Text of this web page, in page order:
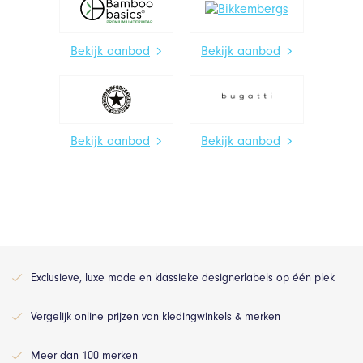
Bekijk aanbod Bekijk aanbod
Bekijk aanbod Bekijk aanbod
Exclusieve, luxe mode en klassieke designerlabels op één plek
Vergelijk online prijzen van kledingwinkels & merken
Meer dan 100 merken